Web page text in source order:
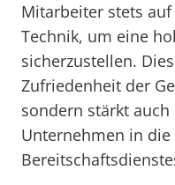
Mitarbeiter stets
Technik, um eine
sicherzustellen.
Zufriedenheit der
sondern stärkt
Unternehmen in die